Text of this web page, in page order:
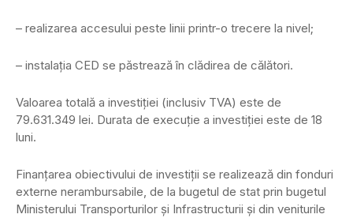
– realizarea accesului peste linii printr-o trecere la nivel;
– instalația CED se păstrează în clădirea de călători.
Valoarea totală a investiției (inclusiv TVA) este de
79.631.349 lei. Durata de execuție a investiției este de 18
luni.
Finanțarea obiectivului de investiții se realizează din fonduri
externe nerambursabile, de la bugetul de stat prin bugetul
Ministerului Transporturilor și Infrastructurii şi din veniturile